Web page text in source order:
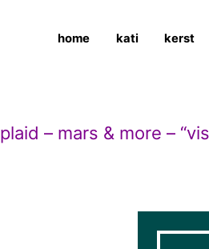
home kati kerst
plaid – mars & more –